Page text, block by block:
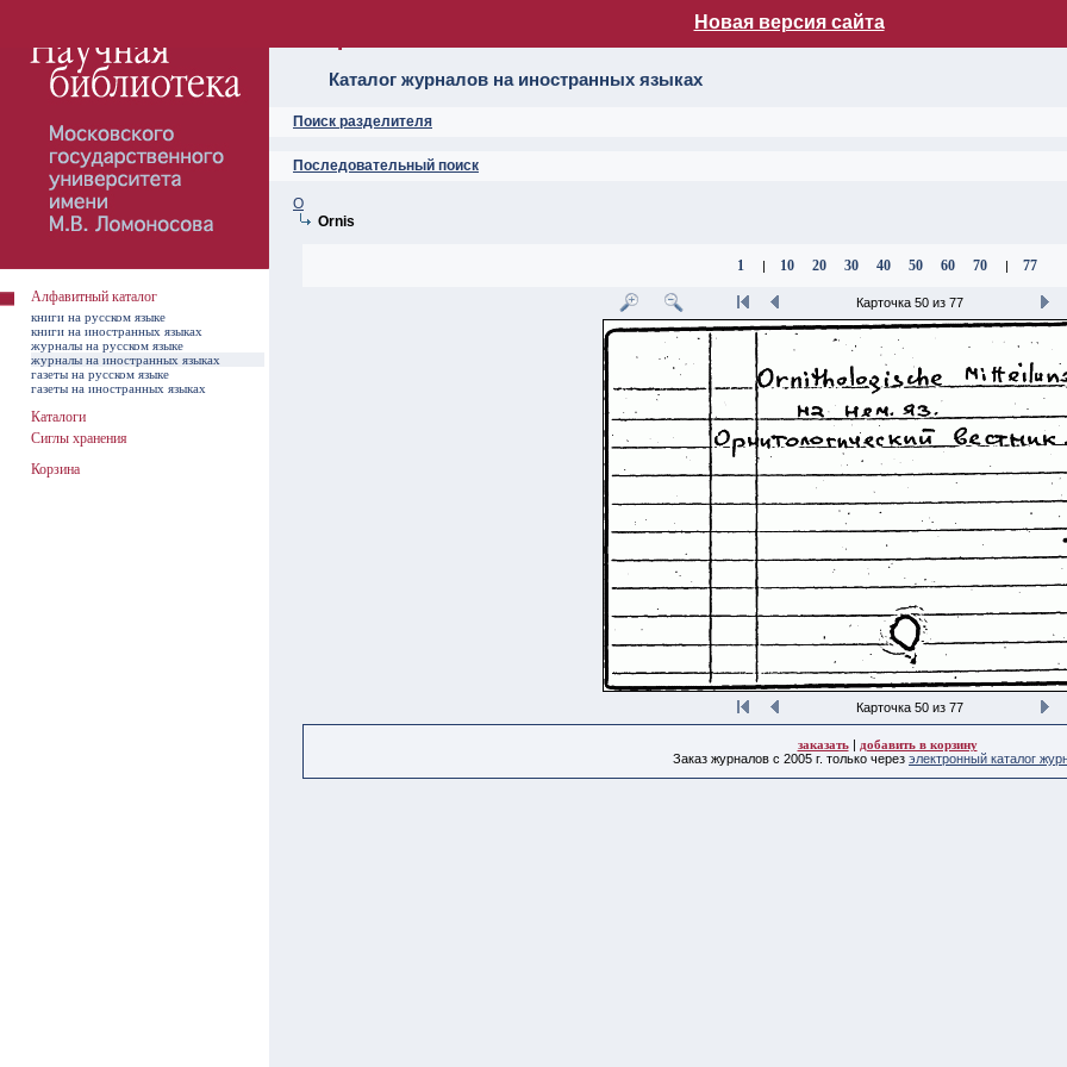
Новая версия сайта
Каталог журналов на иностранных языках
Поиск разделителя
Последовательный поиск
O
Ornis
1 | 10 20 30 40 50 60 70 | 77
Карточка 50 из 77
Карточка 50 из 77
заказать| добавить в корзину
Заказ журналов с 2005 г. только через электронный каталог
Алфавитный каталог
книги на русском языке
книги на иностранных языках
журналы на русском языке
журналы на иностранных языках
газеты на русском языке
газеты на иностранных языках
Каталоги
Сиглы хранения
Корзина